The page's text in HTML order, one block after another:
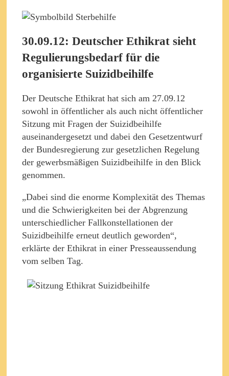
30.09.12: Deutscher Ethikrat sieht
Regulierungsbedarf für die
organisierte Suizidbeihilfe
Der Deutsche Ethikrat hat sich am 27.09.12
sowohl in öffentlicher als auch nicht öffentlicher
Sitzung mit Fragen der Suizidbeihilfe
auseinandergesetzt und dabei den Gesetzentwurf
der Bundesregierung zur gesetzlichen Regelung
der gewerbsmäßigen Suizidbeihilfe in den Blick
genommen.
„Dabei sind die enorme Komplexität des Themas
und die Schwierigkeiten bei der Abgrenzung
unterschiedlicher Fallkonstellationen der
Suizidbeihilfe erneut deutlich geworden“,
erklärte der Ethikrat in einer Presseaussendung
vom selben Tag.